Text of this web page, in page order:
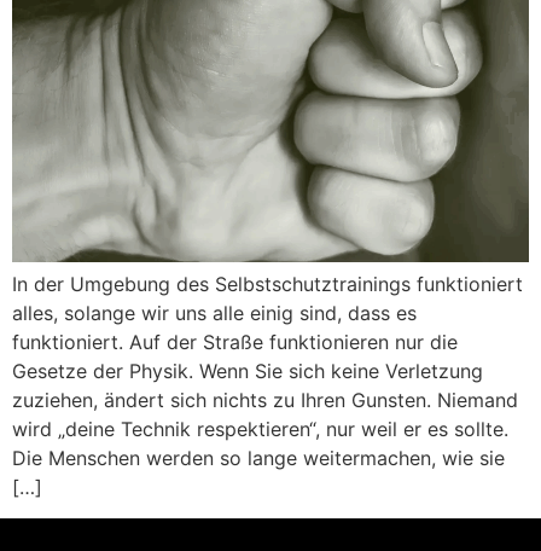
In der Umgebung des Selbstschutztrainings funktioniert
alles, solange wir uns alle einig sind, dass es
funktioniert. Auf der Straße funktionieren nur die
Gesetze der Physik. Wenn Sie sich keine Verletzung
zuziehen, ändert sich nichts zu Ihren Gunsten. Niemand
wird „deine Technik respektieren“, nur weil er es sollte.
Die Menschen werden so lange weitermachen, wie sie
[…]